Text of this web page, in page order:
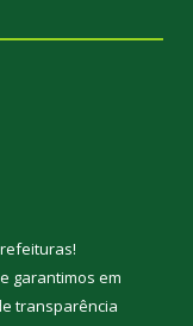
!
garantimos em
transparência